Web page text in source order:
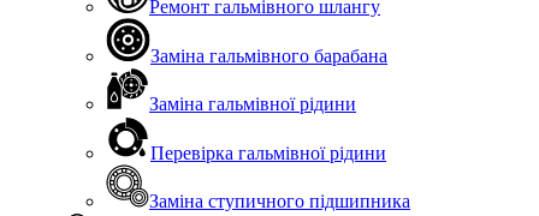
Ремонт гальмівного шлангу
Заміна гальмівного барабана
Заміна гальмівної рідини
Перевірка гальмівної рідини
Заміна ступичного підшипника